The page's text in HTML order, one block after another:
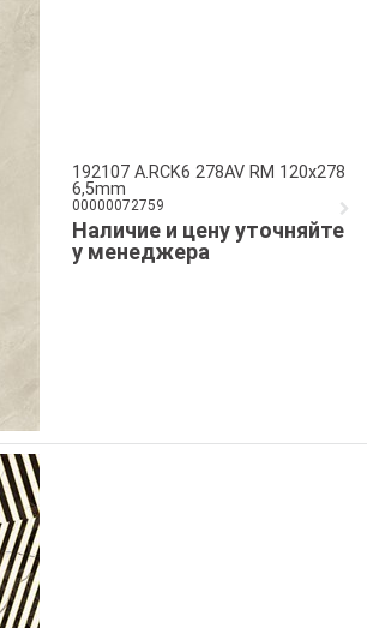
192107 A.RCK6 278AV RM 120x278
6,5mm
00000072759
Наличие и цену уточняйте
у менеджера